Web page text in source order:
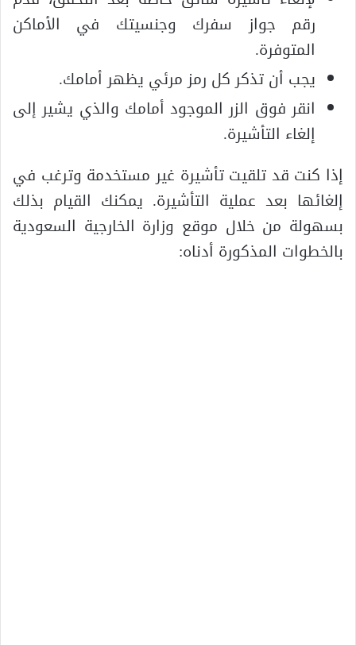
رقم جواز سفرك وجنسيتك في الأماكن
المتوفرة.
يجب أن تذكر كل رمز مرئي يظهر أمامك.
انقر فوق الزر الموجود أمامك والذي يشير إلى
إلغاء التأشيرة.
إذا كنت قد تلقيت تأشيرة غير مستخدمة وترغب في
إلغائها بعد عملية التأشيرة. يمكنك القيام بذلك
بسهولة من خلال موقع وزارة الخارجية السعودية
بالخطوات المذكورة أدناه: